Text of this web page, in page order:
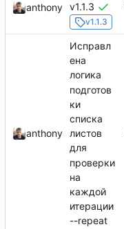
anthony v1.1.3
v1.1.3
anthony
Исправл
ена
логика
подготов
ки
списка
листов
для
проверки
на
каждой
итерации
--repeat